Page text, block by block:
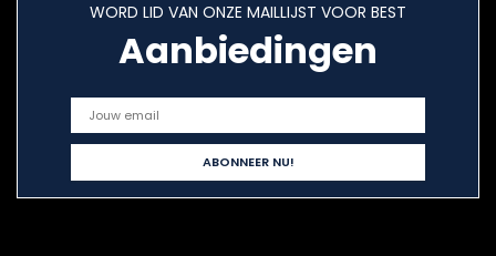
WORD LID VAN ONZE MAILLIJST VOOR BEST
Aanbiedingen